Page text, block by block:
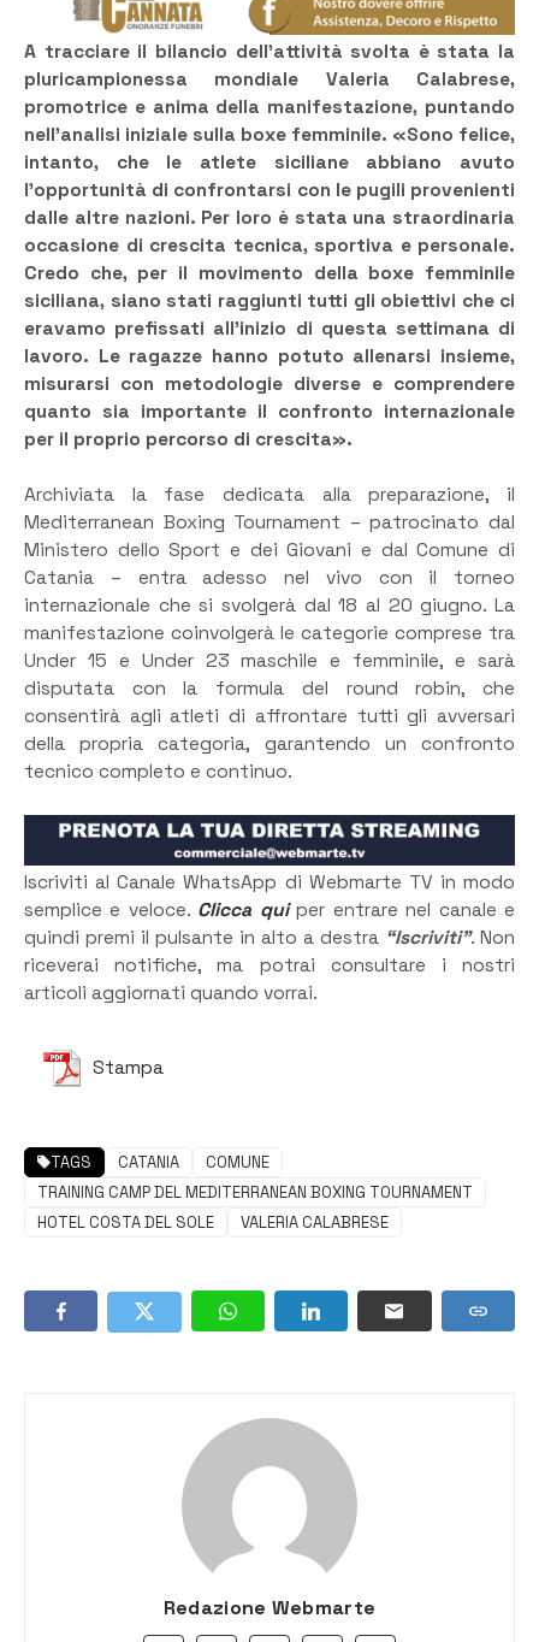
A tracciare il bilancio dell’attività svolta è stata la
pluricampionessa mondiale Valeria Calabrese,
promotrice e anima della manifestazione, puntando
nell’analisi iniziale sulla boxe femminile. «Sono felice,
intanto, che le atlete siciliane abbiano avuto
l’opportunità di confrontarsi con le pugili provenienti
dalle altre nazioni. Per loro è stata una straordinaria
occasione di crescita tecnica, sportiva e personale.
Credo che, per il movimento della boxe femminile
siciliana, siano stati raggiunti tutti gli obiettivi che ci
eravamo prefissati all’inizio di questa settimana di
lavoro. Le ragazze hanno potuto allenarsi insieme,
misurarsi con metodologie diverse e comprendere
quanto sia importante il confronto internazionale
per il proprio percorso di crescita».
Archiviata la fase dedicata alla preparazione, il
Mediterranean Boxing Tournament – patrocinato dal
Ministero dello Sport e dei Giovani e dal Comune di
Catania – entra adesso nel vivo con il torneo
internazionale che si svolgerà dal 18 al 20 giugno. La
manifestazione coinvolgerà le categorie comprese tra
Under 15 e Under 23 maschile e femminile, e sarà
disputata con la formula del round robin, che
consentirà agli atleti di affrontare tutti gli avversari
della propria categoria, garantendo un confronto
tecnico completo e continuo.
Iscriviti al Canale WhatsApp di Webmarte TV in modo
semplice e veloce. Clicca quiper entrare nel canale e
quindi premi il pulsante in alto a destra “Iscriviti”. Non
riceverai notifiche, ma potrai consultare i nostri
articoli aggiornati quando vorrai.
Stampa
TAGS CATANIA
COMUNE
TRAINING CAMP DEL MEDITERRANEAN BOXING TOURNAMENT
HOTEL COSTA DEL SOLE
VALERIA CALABRESE
Redazione Webmarte